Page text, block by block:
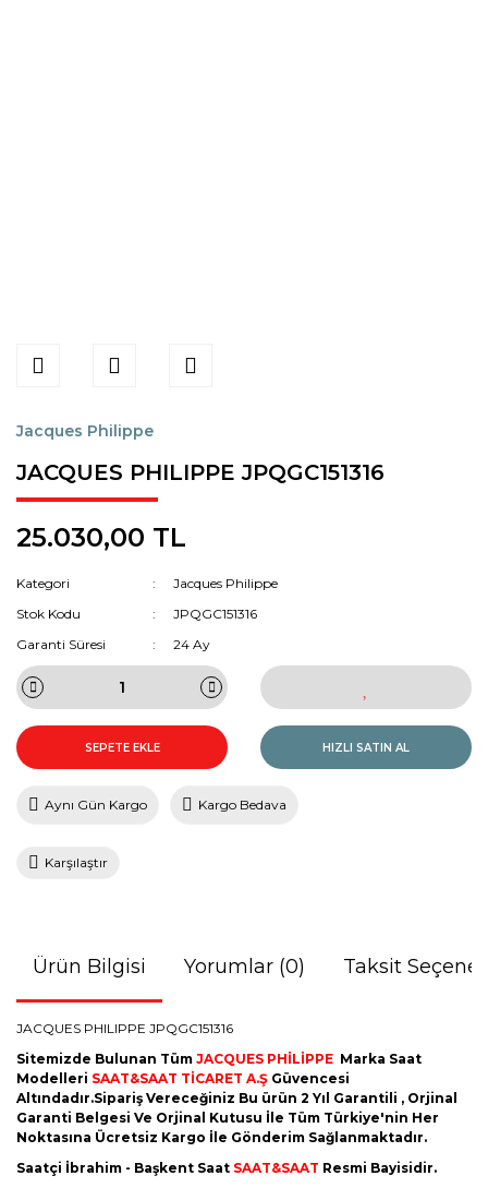
Jacques Philippe
JACQUES PHILIPPE JPQGC151316
25.030,00 TL
Kategori
Jacques Philippe
Stok Kodu
JPQGC151316
Garanti Süresi
24 Ay
SEPETE EKLE HIZLI SATIN AL
Aynı Gün Kargo Kargo Bedava
Karşılaştır
Ürün Bilgisi Yorumlar (0) Taksit
JACQUES PHILIPPE JPQGC151316
Sitemizde Bulunan Tüm JACQUES PHİLİPPE Marka Saat
Modelleri SAAT&SAAT TİCARET A.Ş Güvencesi
Altındadır.Sipariş Vereceğiniz Bu ürün 2 Yıl Garantili , Orjinal
Garanti Belgesi Ve Orjinal Kutusu İle Tüm Türkiye'nin Her
Noktasına Ücretsiz Kargo İle Gönderim Sağlanmaktadır.
Saatçi İbrahim - Başkent Saat SAAT&SAAT Resmi Bayisidir.